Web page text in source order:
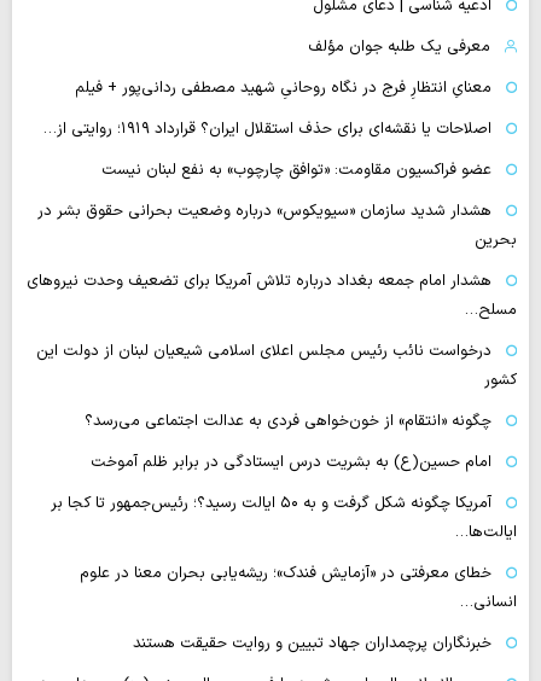
ادعیه شناسی | دعای مشلول
معرفی یک طلبه جوان مؤلف
معنایِ انتظارِ فرج در نگاه روحانیِ شهید مصطفی ردانی‌پور + فیلم
اصلاحات یا نقشه‌ای برای حذف استقلال ایران؟ قرارداد ۱۹۱۹؛ روایتی از…
عضو فراکسیون مقاومت: «توافق چارچوب» به نفع لبنان نیست
هشدار شدید سازمان «سیویکوس» درباره وضعیت بحرانی حقوق بشر در
بحرین
هشدار امام جمعه بغداد درباره تلاش آمریکا برای تضعیف وحدت نیروهای
مسلح…
درخواست نائب رئیس مجلس اعلای اسلامی شیعیان لبنان از دولت این
کشور
چگونه «انتقام» از خون‌خواهی فردی به عدالت اجتماعی می‌رسد؟
امام حسین(ع) به بشریت درس ایستادگی در برابر ظلم آموخت
آمریکا چگونه شکل گرفت و به ۵۰ ایالت رسید؟؛ رئیس‌جمهور تا کجا بر
ایالت‌ها…
خطای معرفتی در «آزمایش فندک»؛ ریشه‌یابی بحران معنا در علوم
انسانی…
خبرنگاران پرچمداران جهاد تبیین و روایت حقیقت هستند